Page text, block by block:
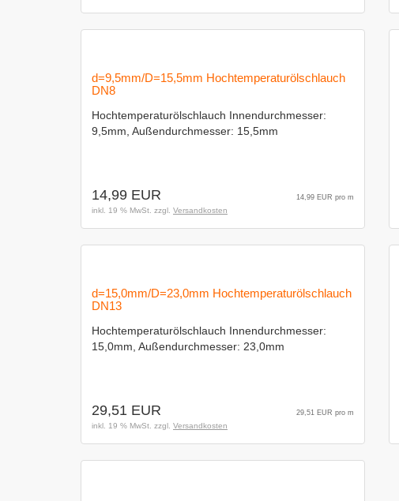
d=9,5mm/D=15,5mm Hochtemperaturölschlauch
DN8
Hochtemperaturölschlauch Innendurchmesser:
9,5mm, Außendurchmesser: 15,5mm
14,99 EUR 14,99 EUR pro m
inkl. 19 % MwSt. zzgl. Versandkosten
d=15,0mm/D=23,0mm Hochtemperaturölschlauch
DN13
Hochtemperaturölschlauch Innendurchmesser:
15,0mm, Außendurchmesser: 23,0mm
29,51 EUR 29,51 EUR pro m
inkl. 19 % MwSt. zzgl. Versandkosten